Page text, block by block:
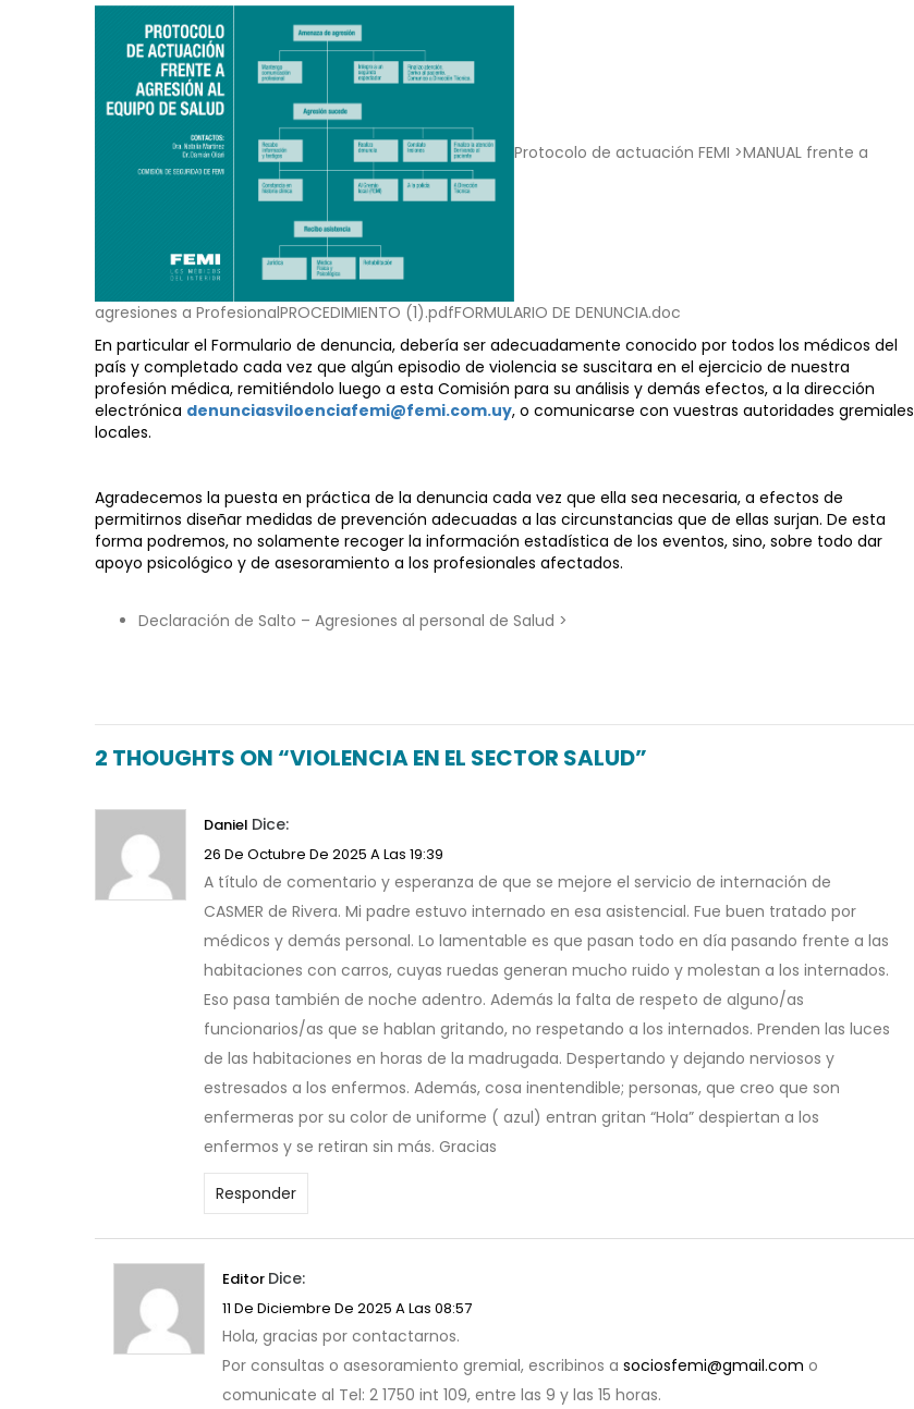
Protocolo de actuación FEMI >MANUAL frente a
agresiones a ProfesionalPROCEDIMIENTO (1).pdfFORMULARIO DE DENUNCIA.doc
En particular el Formulario de denuncia, debería ser adecuadamente conocido por todos los médicos del
país y completado cada vez que algún episodio de violencia se suscitara en el ejercicio de nuestra
profesión médica, remitiéndolo luego a esta Comisión para su análisis y demás efectos, a la dirección
electrónica denunciasviloenciafemi@femi.com.uy, o comunicarse con vuestras autoridades gremiales
locales.
Agradecemos la puesta en práctica de la denuncia cada vez que ella sea necesaria, a efectos de
permitirnos diseñar medidas de prevención adecuadas a las circunstancias que de ellas surjan. De esta
forma podremos, no solamente recoger la información estadística de los eventos, sino, sobre todo dar
apoyo psicológico y de asesoramiento a los profesionales afectados.
Declaración de Salto – Agresiones al personal de Salud >
2 THOUGHTS ON “VIOLENCIA EN EL SECTOR SALUD”
Daniel Dice:
26 De Octubre De 2025 A Las 19:39
A título de comentario y esperanza de que se mejore el servicio de internación de
CASMER de Rivera. Mi padre estuvo internado en esa asistencial. Fue buen tratado por
médicos y demás personal. Lo lamentable es que pasan todo en día pasando frente a las
habitaciones con carros, cuyas ruedas generan mucho ruido y molestan a los internados.
Eso pasa también de noche adentro. Además la falta de respeto de alguno/as
funcionarios/as que se hablan gritando, no respetando a los internados. Prenden las luces
de las habitaciones en horas de la madrugada. Despertando y dejando nerviosos y
estresados a los enfermos. Además, cosa inentendible; personas, que creo que son
enfermeras por su color de uniforme ( azul) entran gritan “Hola” despiertan a los
enfermos y se retiran sin más. Gracias
Responder
Editor Dice:
11 De Diciembre De 2025 A Las 08:57
Hola, gracias por contactarnos.
Por consultas o asesoramiento gremial, escribinos a sociosfemi@gmail.com o
comunicate al Tel: 2 1750 int 109, entre las 9 y las 15 horas.